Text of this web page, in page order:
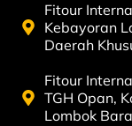
Fitour
Kebayoran
Daerah
Fitour
TGH Opan,
Lombok